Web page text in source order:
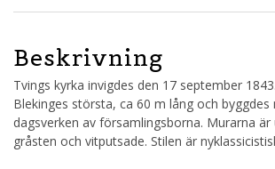
Beskrivning
Tvings kyrka invigdes den 17 september
Blekinges största, ca 60 m lång och byggdes
dagsverken av församlingsborna. Murarna
gråsten och vitputsade. Stilen är